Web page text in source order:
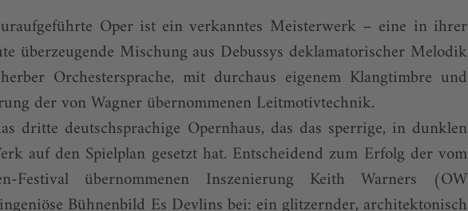
Oper ist ein verkanntes Meisterwerk – eine in ihrer
überzeugende Mischung aus Debussys deklamatorischer Melodik
Or­ches­tersprache, mit durchaus eigenem Klangtimbre und
der von Wagner übernommenen Leitmotivtechnik.
dritte deutsch­sprachige Opernhaus, das das sperrige, in dunklen
auf den Spielplan gesetzt hat. Entscheidend zum Erfolg der vom
Festival übernommenen In­szenie­rung Keith Warners (OW
Bühnenbild Es Devlins bei: ein glitzernder, architektonisch